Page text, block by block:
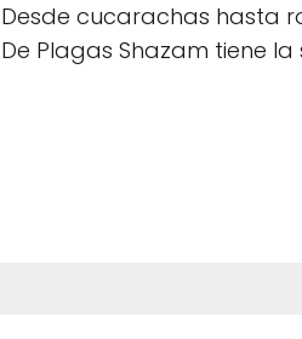
Desde cucarachas hasta
De Plagas Shazam tiene la